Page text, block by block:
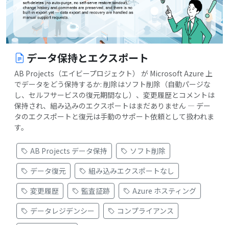
データ保持とエクスポート
AB Projects（エイビープロジェクト） が Microsoft Azure 上
でデータをどう保持するか: 削除はソフト削除（自動パージな
し、セルフサービスの復元期間なし）、変更履歴とコメントは
保持され、組み込みのエクスポートはまだありません — デー
タのエクスポートと復元は手動のサポート依頼として扱われま
す。
AB Projects データ保持
ソフト削除
データ復元
組み込みエクスポートなし
変更履歴
監査証跡
Azure ホスティング
データレジデンシー
コンプライアンス